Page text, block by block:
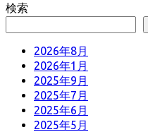
検索
2026年8月
2026年1月
2025年9月
2025年7月
2025年6月
2025年5月